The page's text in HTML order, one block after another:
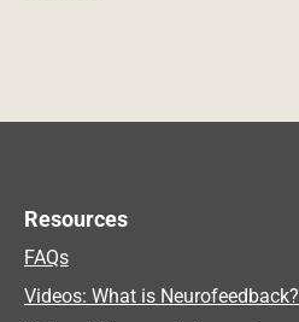
Resources
FAQs
Videos: What is Neurofeedback?